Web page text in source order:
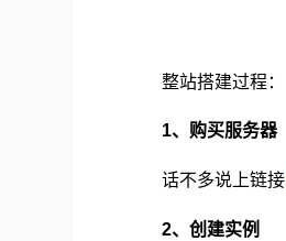
整站搭建过程：
1、购买服务器
话不多说上链接
2、创建实例